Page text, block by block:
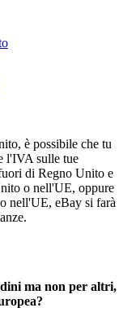
è possibile che tu
l'IVA sulle tue
di Regno Unito e
o nell'UE, oppure
nell'UE, eBay si farà
ma non per altri,